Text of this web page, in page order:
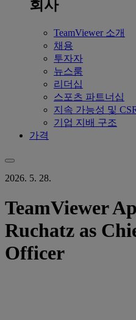
회사
TeamViewer 소개
채용
투자자
뉴스룸
리더십
스포츠 파트너십
지속 가능성 및
기업 지배 구조
가격
2026. 5. 28.
TeamViewer
Ruchatz as
Officer